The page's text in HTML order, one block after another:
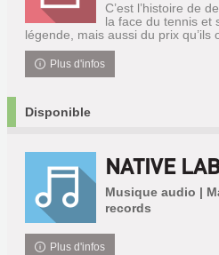
C’est l’histoire de
la face du tennis et
légende, mais aussi du prix qu’ils
Plus d'infos
Disponible
NATIVE
Musique audio |
records
Plus d'infos